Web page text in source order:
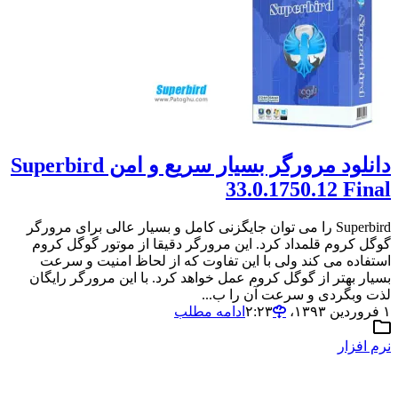
دانلود مرورگر بسیار سریع و امن Superbird
33.0.1750.12 Final
Superbird را می توان جایگزنی کامل و بسیار عالی برای مرورگر
گوگل کروم قلمداد کرد. این مرورگر دقیقا از موتور گوگل کروم
استفاده می کند ولی با این تفاوت که از لحاظ امنیت و سرعت
بسیار بهتر از گوگل کروم عمل خواهد کرد. با این مرورگر رایگان
لذت وبگردی و سرعت آن را ب...
۱ فروردین ۱۳۹۳،‏ ۲:۲۳
ادامه مطلب
نرم افزار